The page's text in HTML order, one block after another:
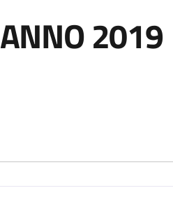
ANNO 2019